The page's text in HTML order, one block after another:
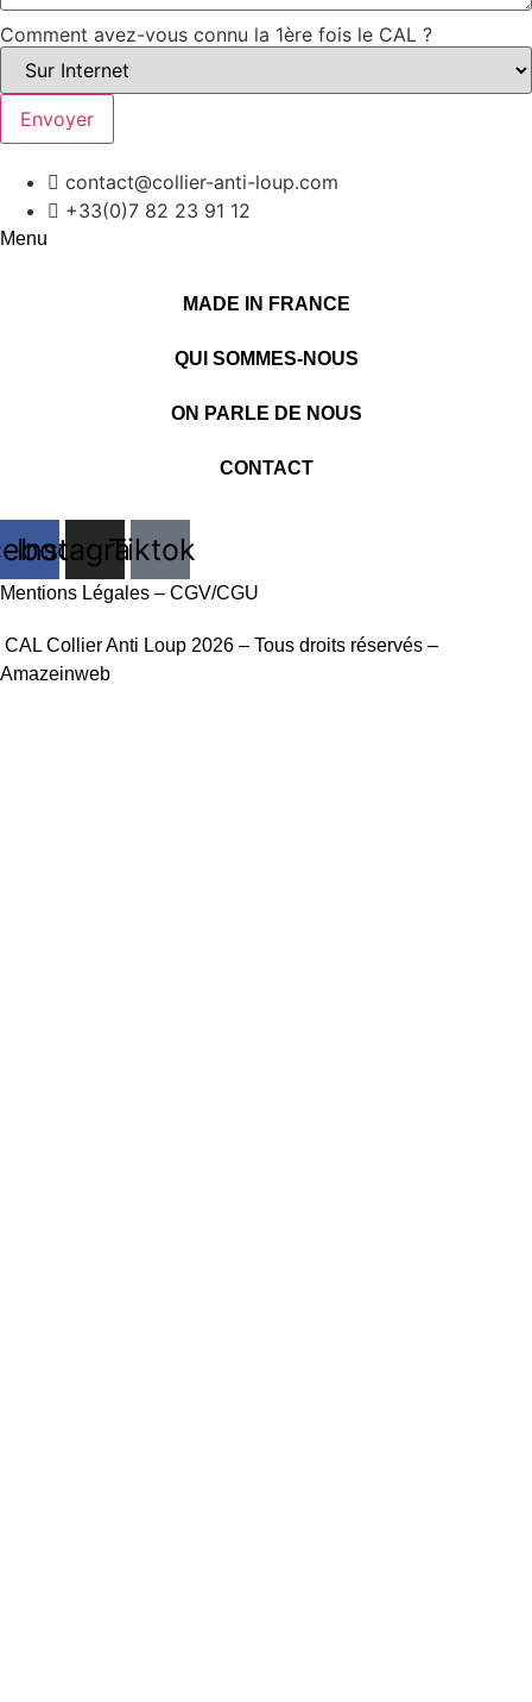
Comment avez-vous connu la 1ère fois le CAL ?
Envoyer
contact@collier-anti-loup.com
+33(0)7 82 23 91 12
Menu
MADE IN FRANCE
QUI SOMMES-NOUS
ON PARLE DE NOUS
CONTACT
Instagram
Tiktok
Mentions Légales – CGV/CGU
CAL Collier Anti Loup 2026 – Tous droits réservés –
Amazeinweb